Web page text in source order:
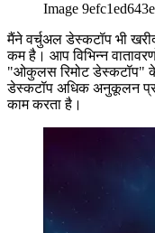
Image
मैंने वर्चुअल डेस्कटॉप भी
"ओकुलस रिमोट डेस्कटॉप"
डेस्कटॉप अधिक अनुकूलन